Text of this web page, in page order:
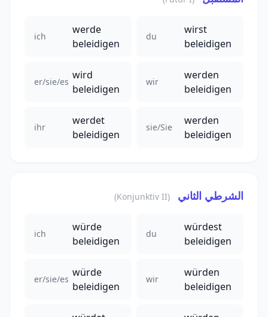
ich
werde
beleidigen
du
wirst
beleidigen
er/sie/es
wird
beleidigen
wir
werden
beleidigen
ihr
werdet
beleidigen
sie/Sie
werden
beleidigen
الشرطي الثاني (Konjunktiv II)
ich
würde
beleidigen
du
würdest
beleidigen
er/sie/es
würde
beleidigen
wir
würden
beleidigen